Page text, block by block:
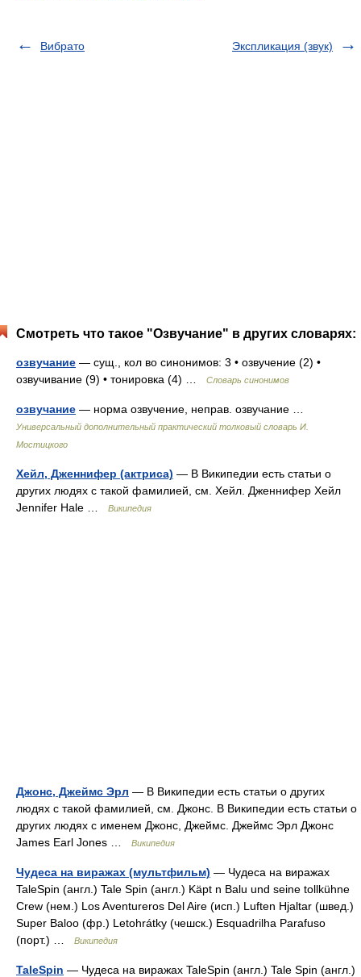
Вибрато Экспликация (звук)
Смотреть что такое "Озвучание" в других словарях:
озвучание — сущ., кол во синонимов: 3 • озвучение (2) •
озвучивание (9) • тонировка (4) …
Словарь синонимов
озвучание — норма озвучение, неправ. озвучание …
Универсальный дополнительный практический толковый словарь И.
Мостицкого
Хейл, Дженнифер (актриса) — В Википедии есть статьи о
других людях с такой фамилией, см. Хейл. Дженнифер Хейл
Jennifer Hale …
Википедия
Джонс, Джеймс Эрл — В Википедии есть статьи о других
людях с такой фамилией, см. Джонс. В Википедии есть статьи о
других людях с именем Джонс, Джеймс. Джеймс Эрл Джонс
James Earl Jones …
Википедия
Чудеса на виражах (мультфильм) — Чудеса на виражах
TaleSpin (англ.) Tale Spin (англ.) Käpt n Balu und seine tollkühne
Crew (нем.) Los Aventureros Del Aire (исп.) Luften Hjaltar (швед.)
Super Baloo (фр.) Letohrátky (чешск.) Esquadrilha Parafuso
(порт.) …
Википедия
TaleSpin — Чудеса на виражах TaleSpin (англ.) Tale Spin (англ.)